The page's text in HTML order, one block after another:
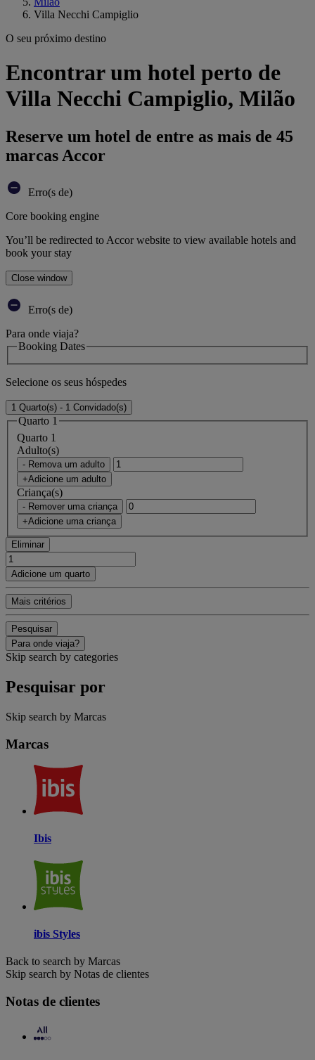
Villa Necchi Campiglio
O seu próximo destino
Encontrar um hotel perto de
Villa Necchi Campiglio, Milão
Reserve um hotel de entre as mais de 45
marcas Accor
Erro(s de)
Core booking engine
You’ll be redirected to Accor website to view available hotels and
book your stay
Close window
Erro(s de)
Para onde viaja?
Booking Dates
Selecione os seus hóspedes
1 Quarto(s) - 1 Convidado(s)
Quarto 1
Quarto 1
Adulto(s)
- Remova um adulto
+Adicione um adulto
Criança(s)
- Remover uma criança
+Adicione uma criança
Eliminar
Adicione um quarto
Mais critérios
Pesquisar
Para onde viaja?
Skip search by categories
Pesquisar por
Skip search by Marcas
Marcas
Ibis
ibis Styles
Back to search by Marcas
Skip search by Notas de clientes
Notas de clientes